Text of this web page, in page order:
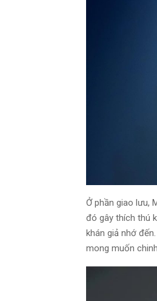
Ở phần giao lưu,
đó gây thích thú
khán giả nhớ
mong muốn